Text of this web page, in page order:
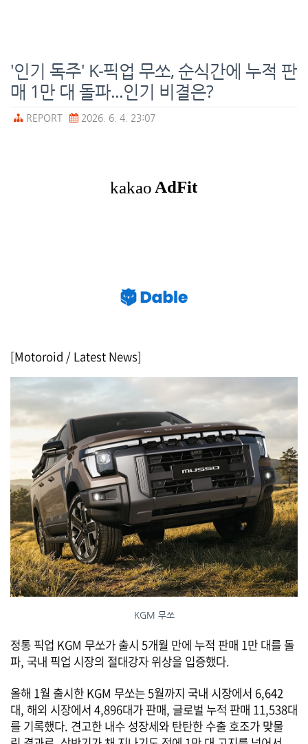
'인기 독주' K-픽업 무쏘, 순식간에 누적 판
매 1만 대 돌파...인기 비결은?
REPORT 2026. 6. 4. 23:07
[Motoroid / Latest News]
KGM 무쏘
정통 픽업 KGM 무쏘가 출시 5개월 만에 누적 판매 1만 대를 돌
파, 국내 픽업 시장의 절대강자 위상을 입증했다.
올해 1월 출시한 KGM 무쏘는 5월까지 국내 시장에서 6,642
대, 해외 시장에서 4,896대가 판매, 글로벌 누적 판매 11,538대
를 기록했다. 견고한 내수 성장세와 탄탄한 수출 호조가 맞물